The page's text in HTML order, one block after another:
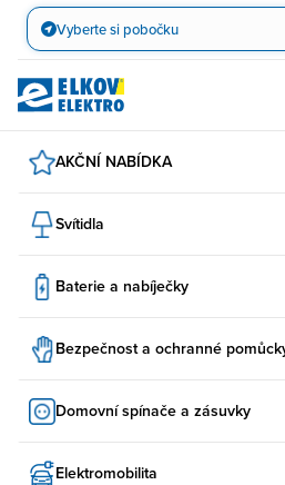
Přejít
obsah
Vyberte si pobočku
AKČNÍ NABÍDKA
Svítidla
Baterie a nabíječky
Bezpečnost a ochranné
Domovní spínače a zásuvky
Elektromobilita